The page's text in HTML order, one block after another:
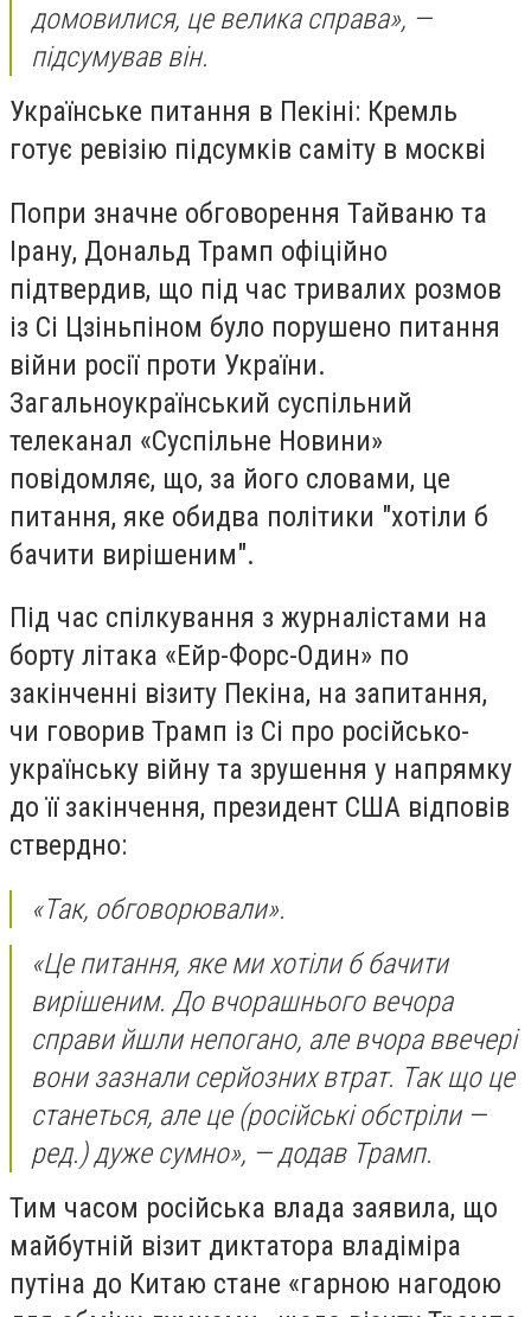
домовилися, це велика справа», —
підсумував він.
Українське питання в Пекіні: Кремль
готує ревізію підсумків саміту в москві
Попри значне обговорення Тайваню та
Ірану, Дональд Трамп офіційно
підтвердив, що під час тривалих розмов
із Сі Цзіньпіном було порушено питання
війни росії проти України.
Загальноукраїнський суспільний
телеканал «Суспільне Новини»
повідомляє, що, за його словами, це
питання, яке обидва політики "хотіли б
бачити вирішеним".
Під час спілкування з журналістами на
борту літака «Ейр-Форс-Один» по
закінченні візиту Пекіна, на запитання,
чи говорив Трамп із Сі про російсько-
українську війну та зрушення у напрямку
до її закінчення, президент США відповів
ствердно:
«Так, обговорювали».
«Це питання, яке ми хотіли б бачити
вирішеним. До вчорашнього вечора
справи йшли непогано, але вчора ввечері
вони зазнали серйозних втрат. Так що це
станеться, але це (російські обстріли —
ред.) дуже сумно», — додав Трамп.
Тим часом російська влада заявила, що
майбутній візит диктатора владіміра
путіна до Китаю стане «гарною нагодою